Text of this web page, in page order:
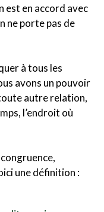
est en accord avec
ne porte pas de
à tous les
avons un pouvoir
autre relation,
l’endroit où
une définition :